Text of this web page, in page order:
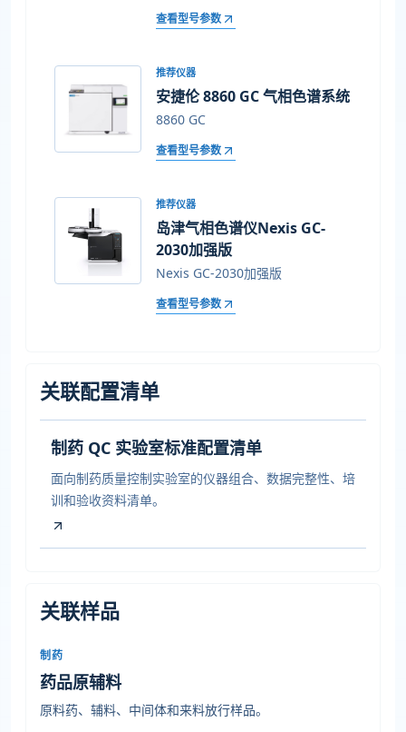
查看型号参数
推荐仪器
安捷伦 8860 GC 气相色谱系统
8860 GC
查看型号参数
推荐仪器
岛津气相色谱仪Nexis GC-
2030加强版
Nexis GC-2030加强版
查看型号参数
关联配置清单
制药 QC 实验室标准配置清单
面向制药质量控制实验室的仪器组合、数据完整性、培
训和验收资料清单。
关联样品
制药
药品原辅料
原料药、辅料、中间体和来料放行样品。